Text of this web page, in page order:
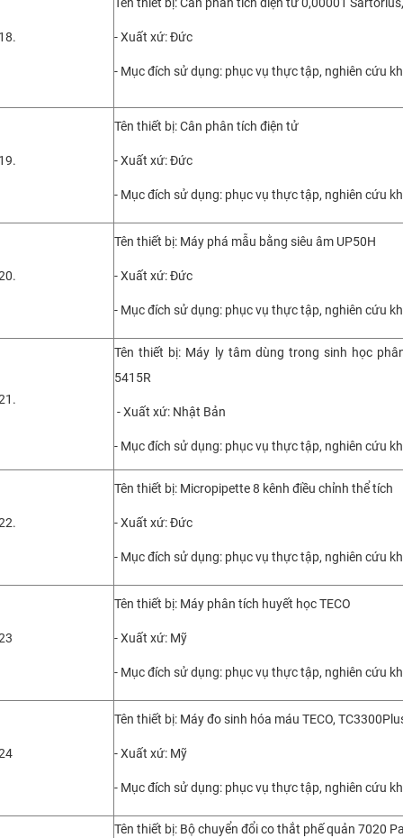
Tên thiết bị: Cân phân tích điện tử 0,00001
- Xuất xứ: Đức
- Mục đích sử dụng: phục vụ thực tập, nghiên cứu
Tên thiết bị: Cân phân tích điện tử
- Xuất xứ: Đức
- Mục đích sử dụng: phục vụ thực tập, nghiên cứu
Tên thiết bị: Máy phá mẫu bằng siêu âm UP50H
- Xuất xứ: Đức
- Mục đích sử dụng: phục vụ thực tập, nghiên cứu
Tên thiết bị: Máy ly tâm dùng trong sinh học
5415R
- Xuất xứ: Nhật Bản
- Mục đích sử dụng: phục vụ thực tập, nghiên cứu
Tên thiết bị: Micropipette 8 kênh điều chỉnh thể tích
- Xuất xứ: Đức
- Mục đích sử dụng: phục vụ thực tập, nghiên cứu
Tên thiết bị: Máy phân tích huyết học TECO
- Xuất xứ: Mỹ
- Mục đích sử dụng: phục vụ thực tập, nghiên cứu
Tên thiết bị: Máy đo sinh hóa máu TECO,
- Xuất xứ: Mỹ
- Mục đích sử dụng: phục vụ thực tập, nghiên cứu
Tên thiết bị: Bộ chuyển đổi co thắt phế quản 7020